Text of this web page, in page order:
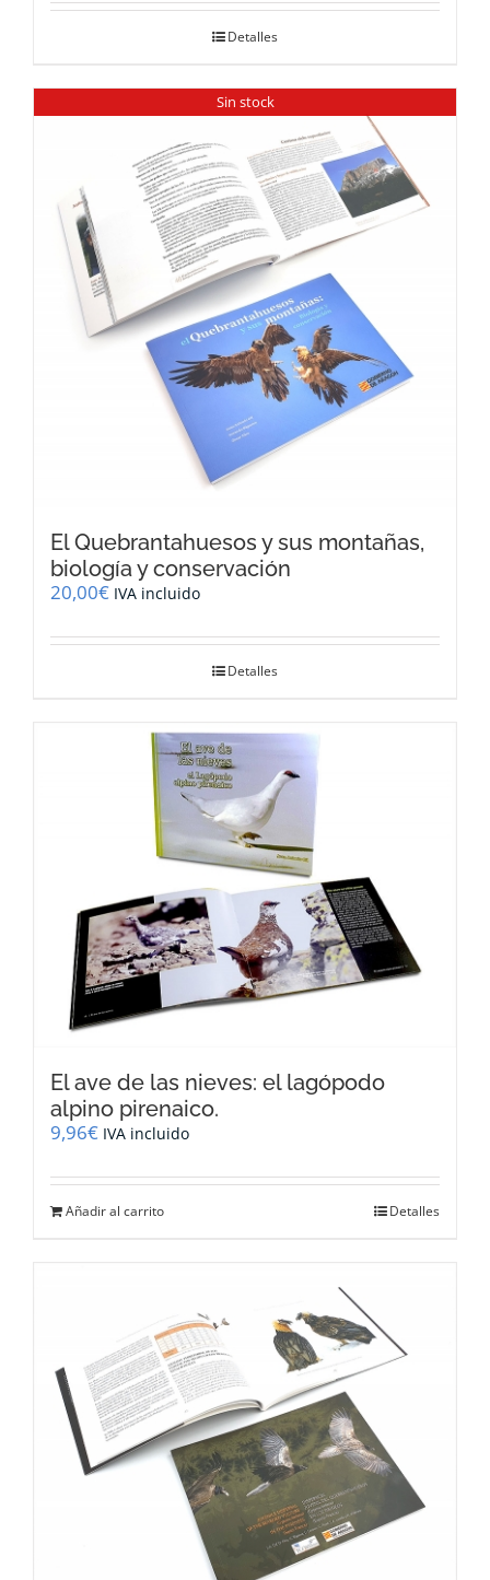
Detalles
Sin stock
El Quebrantahuesos y sus montañas,
biología y conservación
20,00€ IVA incluido
Detalles
El ave de las nieves: el lagópodo
alpino pirenaico.
9,96€ IVA incluido
Añadir al carrito Detalles